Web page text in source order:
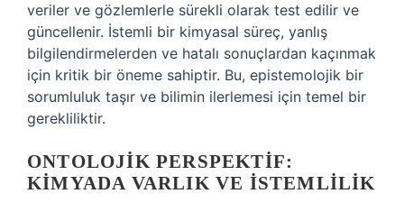
veriler ve gözlemlerle sürekli olarak test edilir ve
güncellenir. İstemli bir kimyasal süreç, yanlış
bilgilendirmelerden ve hatalı sonuçlardan kaçınmak
için kritik bir öneme sahiptir. Bu, epistemolojik bir
sorumluluk taşır ve bilimin ilerlemesi için temel bir
gerekliliktir.
ONTOLOJIK PERSPEKTIF:
KIMYADA VARLIK VE İSTEMLILIK